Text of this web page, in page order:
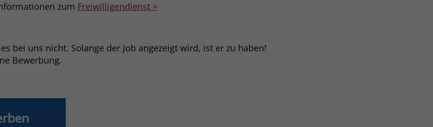
zum Freiwilligendienst >
bei uns nicht. Solange der Job angezeigt wird, ist er zu haben!
Bewerbung.
Name _fbp
Laufzeit 3 Monate